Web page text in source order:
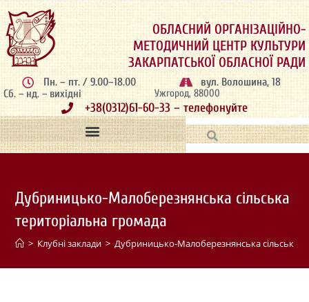
ОБЛАСНИЙ ОРГАНІЗАЦІЙНО-
МЕТОДИЧНИЙ ЦЕНТР КУЛЬТУРИ
ЗАКАРПАТСЬКОЇ ОБЛАСНОЇ РАДИ
Пн. – пт. / 9.00–18.00
Сб. – нд. – вихідні
вул. Волошина, 18
Ужгород, 88000
+38(0312)61-60-33 – телефонуйте
Дубриницько-Малоберезнянська сільська
територіальна громада
> Клубні заклади > Дубриницько-Малоберезнянська сільська